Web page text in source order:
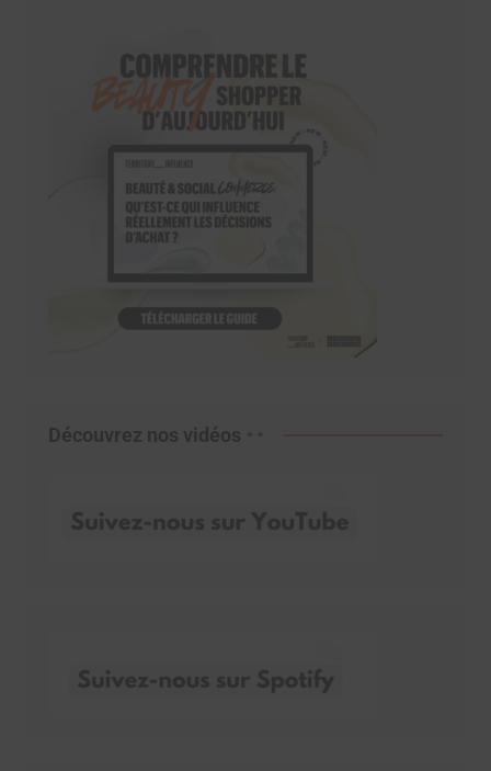
Découvrez nos vidéos